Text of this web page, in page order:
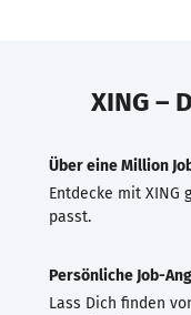
XING –
Über eine Million
Entdecke mit XING
passt.
Persönliche Job-
Lass Dich finden